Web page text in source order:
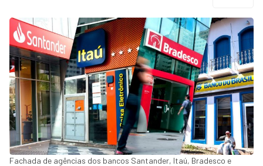
Fachada de agências dos bancos Santander, Itaú, Bradesco e